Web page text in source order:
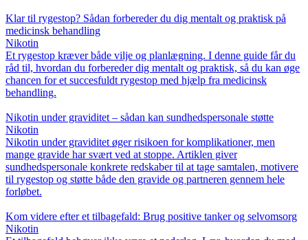
Klar til rygestop? Sådan forbereder du dig mentalt og praktisk på
medicinsk behandling
Nikotin
Et rygestop kræver både vilje og planlægning. I denne guide får du
råd til, hvordan du forbereder dig mentalt og praktisk, så du kan øge
chancen for et succesfuldt rygestop med hjælp fra medicinsk
behandling.
Nikotin under graviditet – sådan kan sundhedspersonale støtte
Nikotin
Nikotin under graviditet øger risikoen for komplikationer, men
mange gravide har svært ved at stoppe. Artiklen giver
sundhedspersonale konkrete redskaber til at tage samtalen, motivere
til rygestop og støtte både den gravide og partneren gennem hele
forløbet.
Kom videre efter et tilbagefald: Brug positive tanker og selvomsorg
Nikotin